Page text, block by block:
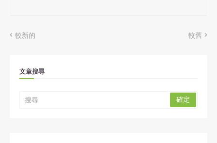
較新的 較舊
文章搜尋